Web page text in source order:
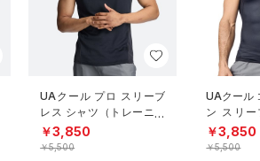
UAクール プロ スリーブ
レス シャツ（トレーニン
グ/MEN）
￥3,850
￥5,500
UAクール
ン スリ
（トレー
￥3,850
￥5,500